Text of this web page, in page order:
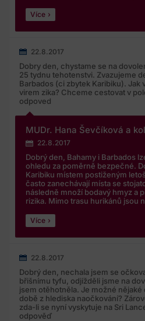
Více
22.8.2017
Dobry den, chystame se na
25 tydnu tehotenstvi. Zvazujeme
Barbados (ci zbytek Karibiku). Jak
virem zika? Chceme cestovat v
odpoved
MUDr. Hana Ševčíková a
22.8.2017
Dobrý den, Bahamy i Barbados
ohledu za poměrně bezpečné.
Karibiku místem postiženým
často zanechávají místa se
následně množí bodavý hmyz a
rizika. Mimo trasu hurikánů jsou
Více
22.8.2017
Dobrý den, nechala jsem se
břišnímu tyfu, odjížděli jsme na
jsem otěhotněla. Je možné
době z hlediska naočkování?
zda-li se nyní vyskytuje na Sri
odpověď